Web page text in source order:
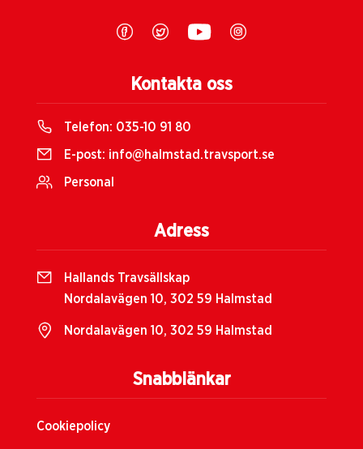
Snabblänkar
Cookiepolicy
Kontakta oss
Telefon: 035-10 91 80
E-post: info@halmstad.travsport.se
Personal
Adress
Hallands Travsällskap
Nordalavägen 10, 302 59 Halmstad
Nordalavägen 10, 302 59 Halmstad